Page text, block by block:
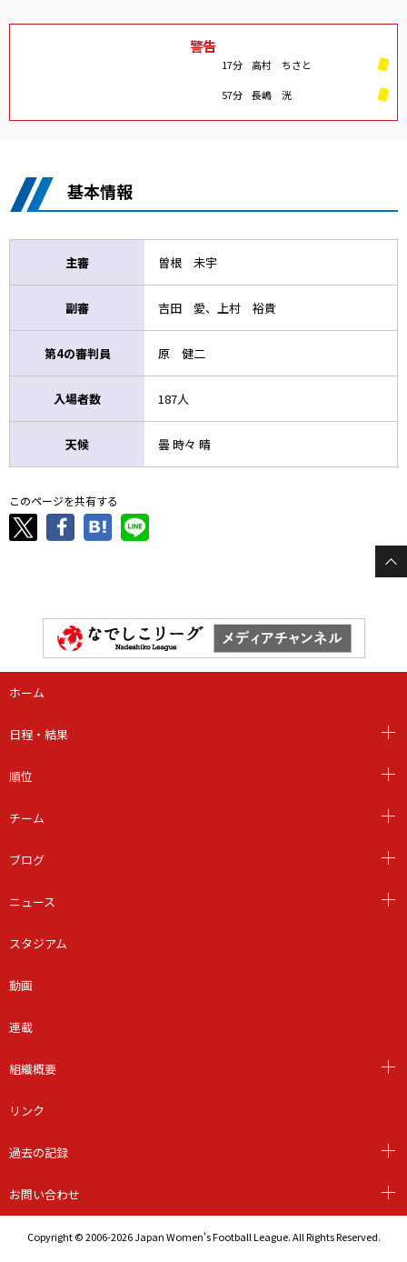
警告
17分 高村 ちさと
57分 長嶋 洸
基本情報
主審 曽根 未宇
副審 吉田 愛、上村 裕貴
第4の審判員 原 健二
入場者数 187人
天候 曇 時々 晴
このページを共有する
ホーム
日程・結果
順位
チーム
ブログ
ニュース
スタジアム
動画
連載
組織概要
リンク
過去の記録
お問い合わせ
Copyright © 2006-2026 Japan Women's Football League. All Rights Reserved.